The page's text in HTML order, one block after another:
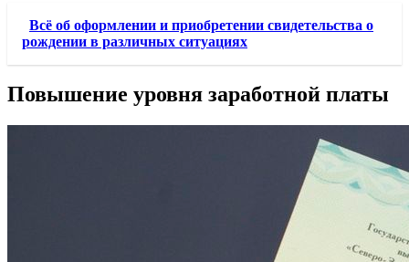
Всё об оформлении и приобретении свидетельства о
рождении в различных ситуациях
Повышение уровня заработной платы